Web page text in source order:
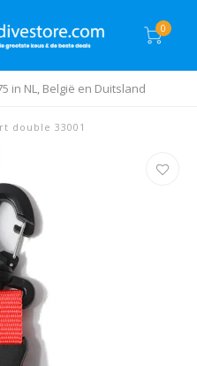
0
in NL, België en Duitsland
double 33001